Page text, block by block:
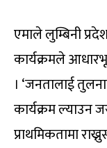
एमाले लुम्बिनी
कार्यक्रमले
। ‘जनतालाई
कार्यक्रम ल्याउन
प्राथमिकतामा